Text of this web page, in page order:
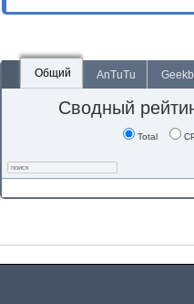
Общий AnTuTu
Сводный
Total